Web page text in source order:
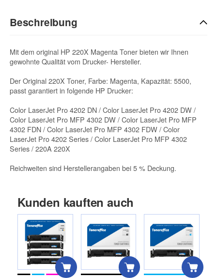
Beschreibung
Mit dem original HP 220X Magenta Toner bieten wir Ihnen
gewohnte Qualität vom Drucker- Hersteller.
Der Original 220X Toner, Farbe: Magenta, Kapazität: 5500,
passt garantiert in folgende HP Drucker:
Color LaserJet Pro 4202 DN / Color LaserJet Pro 4202 DW /
Color LaserJet Pro MFP 4302 DW / Color LaserJet Pro MFP
4302 FDN / Color LaserJet Pro MFP 4302 FDW / Color
LaserJet Pro 4202 Series / Color LaserJet Pro MFP 4302
Series / 220A 220X
Reichweiten sind Herstellerangaben bei 5 % Deckung.
Kunden kauften auch